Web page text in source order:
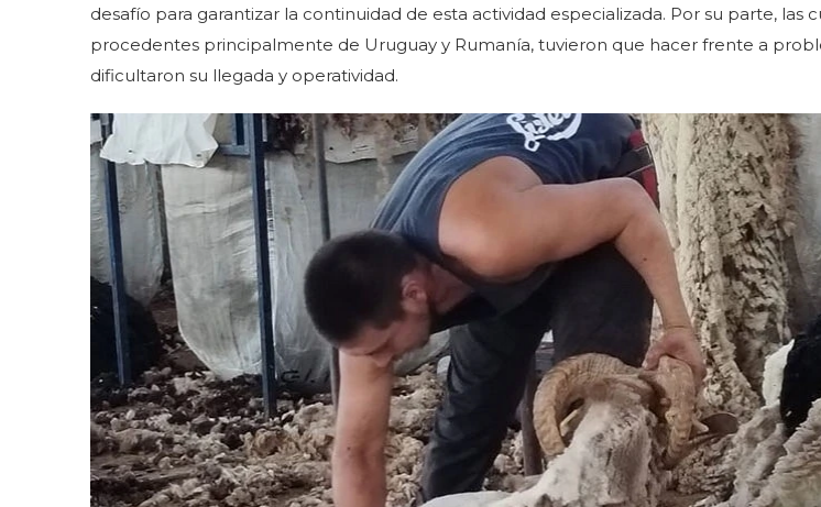
desafío para garantizar la continuidad de esta actividad especializada. Por su parte, las
procedentes principalmente de Uruguay y Rumanía, tuvieron que hacer frente a
dificultaron su llegada y operatividad.